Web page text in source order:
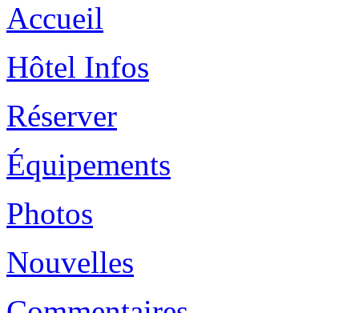
Accueil
Hôtel Infos
Réserver
Équipements
Photos
Nouvelles